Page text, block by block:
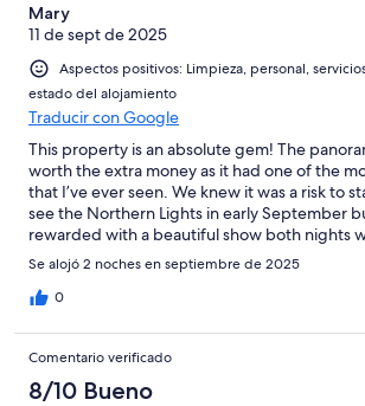
Mary
11 de sept de 2025
Aspectos positivos: Limpieza, personal,
estado del alojamiento
Traducir con Google
This property is an absolute gem! The
worth the extra money as it had one of the
that I’ve ever seen. We knew it was a risk to
see the Northern Lights in early September
rewarded with a beautiful show both nights
would have actually been worth it if we hadn’t
Northern Lights! The little basket of breakfast
door each morning had a good variety & was
stay was the best! I highly recommend this
Se alojó 2 noches en septiembre de 2025
0
Comentario verificado
8/10 Bueno